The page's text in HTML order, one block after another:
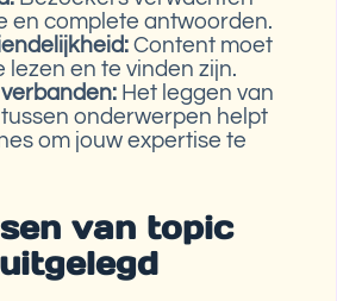
en complete antwoorden.
Content moet
lezen en te vinden zijn.
Het leggen van
onderwerpen helpt
om jouw expertise te
van topic